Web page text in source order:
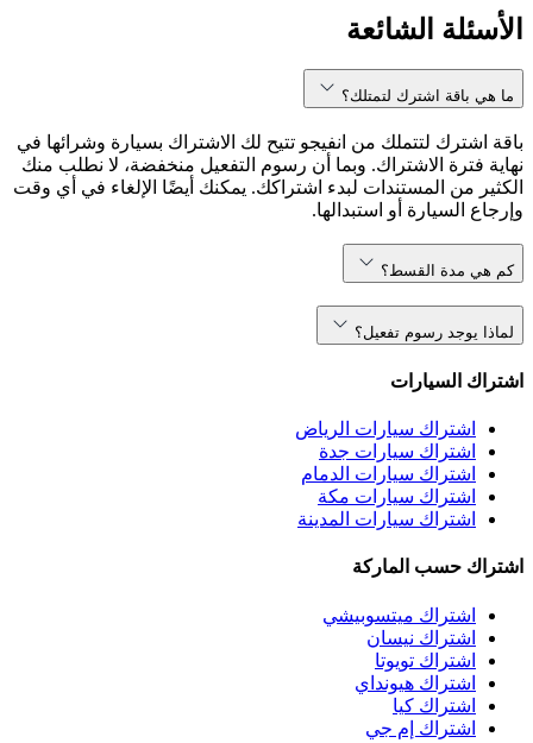
الأسئلة الشائعة
ما هي باقة اشترك لتمتلك؟
باقة اشترك لتتملك من انفيجو تتيح لك الاشتراك بسيارة وشرائها في
نهاية فترة الاشتراك. وبما أن رسوم التفعيل منخفضة، لا نطلب منك
الكثير من المستندات لبدء اشتراكك. يمكنك أيضًا الإلغاء في أي وقت
وإرجاع السيارة أو استبدالها.
كم هي مدة القسط؟
لماذا يوجد رسوم تفعيل؟
اشتراك السيارات
اشتراك سيارات الرياض
اشتراك سيارات جدة
اشتراك سيارات الدمام
اشتراك سيارات مكة
اشتراك سيارات المدينة
اشتراك حسب الماركة
اشتراك ميتسوبيشي
اشتراك نيسان
اشتراك تويوتا
اشتراك هيونداي
اشتراك كيا
اشتراك إم جي